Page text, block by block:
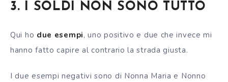
3. I SOLDI NON SONO TUTTO
Qui ho due esempi, uno positivo e due che invece mi
hanno fatto capire al contrario la strada giusta.
I due esempi negativi sono di Nonna Maria e Nonno